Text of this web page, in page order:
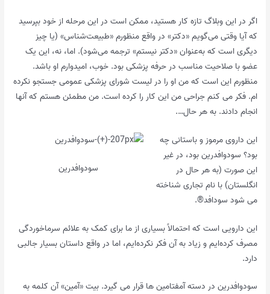
اگر در این وبلاگ تازه کار هستید، ممکن است در این مرحله از خود بپرسید
که آیا وقتی می‌گویم «دکتر» در واقع منظورم «طبیعت‌شناس» (یا چیز
دیگری است که به‌عنوان «دکتر نیستم» ترجمه می‌شود). اما، نه، این یک
عضو با صلاحیت مناسب در حرفه پزشکی بود. خوب، امیدوارم او باشد.
منظورم این است که من او را در لیست شورای پزشکی عمومی جستجو نکرده
ام. فکر می کنم جراحی من این کار را کرده است. من مطمئن هستم که آنها
انجام دادند. به هر حال….
سودوافدرین
این داروی مرموز و باستانی چه
بود؟ سودوافدرین بود، در غیر
این صورت (به هر حال در
انگلستان) با نام تجاری شناخته
می شود سودافد®.
این دارویی است که احتمالاً بسیاری از ما برای کمک به علائم سرماخوردگی
مصرف کرده‌ایم و زیاد به آن فکر نکرده‌ایم، اما در واقع داستان بسیار جالبی
دارد.
سودوافدرین در دسته آمفتامین ها قرار می گیرد. بیت «آمین» آن کلمه به